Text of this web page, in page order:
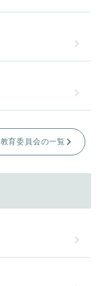
教育委員会の一覧